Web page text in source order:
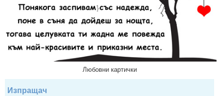
Любовни картички
Изпращач